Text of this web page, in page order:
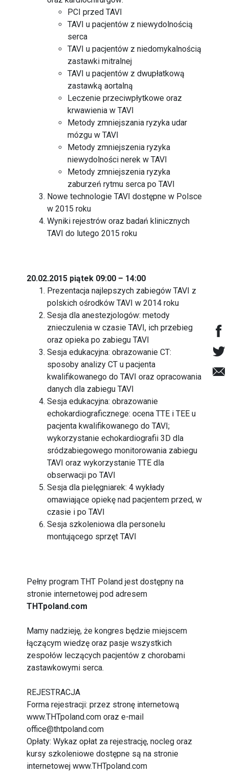
PCI przed TAVI
TAVI u pacjentów z niewydolnością
serca
TAVI u pacjentów z niedomykalnością
zastawki mitralnej
TAVI u pacjentów z dwupłatkową
zastawką aortalną
Leczenie przeciwpłytkowe oraz
krwawienia w TAVI
Metody zmniejszania ryzyka udar
mózgu w TAVI
Metody zmniejszenia ryzyka
niewydolności nerek w TAVI
Metody zmniejszenia ryzyka
zaburzeń rytmu serca po TAVI
Nowe technologie TAVI dostępne w Polsce
w 2015 roku
Wyniki rejestrów oraz badań klinicznych
TAVI do lutego 2015 roku
20.02.2015 piątek 09:00 – 14:00
Prezentacja najlepszych zabiegów TAVI z
polskich ośrodków TAVI w 2014 roku
Sesja dla anestezjologów: metody
znieczulenia w czasie TAVI, ich przebieg
oraz opieka po zabiegu TAVI
Sesja edukacyjna: obrazowanie CT:
sposoby analizy CT u pacjenta
kwalifikowanego do TAVI oraz opracowania
danych dla zabiegu TAVI
Sesja edukacyjna: obrazowanie
echokardiograficznege: ocena TTE i TEE u
pacjenta kwalifikowanego do TAVI;
wykorzystanie echokardiografii 3D dla
sródzabiegowego monitorowania zabiegu
TAVI oraz wykorzystanie TTE dla
obserwacji po TAVI
Sesja dla pielęgniarek: 4 wykłady
omawiające opiekę nad pacjentem przed, w
czasie i po TAVI
Sesja szkoleniowa dla personelu
montującego sprzęt TAVI
Pełny program THT Poland jest dostępny na
stronie internetowej pod adresem
THTpoland.com
Mamy nadzieję, że kongres będzie miejscem
łączącym wiedzę oraz pasje wszystkich
zespołów leczących pacjentów z chorobami
zastawkowymi serca.
REJESTRACJA
Forma rejestracji: przez stronę internetową
www.THTpoland.com oraz e-mail
office@thtpoland.com
Opłaty: Wykaz opłat za rejestrację, nocleg oraz
kursy szkoleniowe dostępne są na stronie
internetowejwww.THTpoland.com